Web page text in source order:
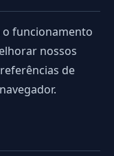
o funcionamento
nossos
de